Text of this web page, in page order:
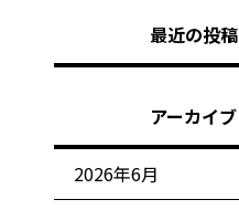
最近の投稿
アーカイブ
2026年6月